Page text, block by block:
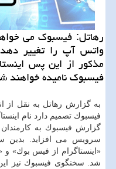
رهاتل: فیسبوك می
واتس آپ را تغییر
مذكور از این پس
فیسبوك نامیده خواهند
به گزارش رهاتل به نقل از
فیسبوك تصمیم دارد نام
گزارش فیسبوك به كارمندان
سرویس می افزاید. بدین
«اینستاگرام از فیس بوك»
شد. سخنگوی فیسبوك نیز این